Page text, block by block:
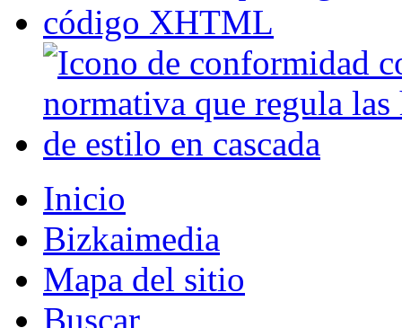
Inicio
Bizkaimedia
Mapa del sitio
Buscar